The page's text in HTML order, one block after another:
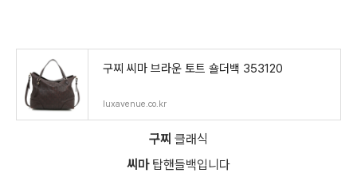
구찌 씨마 브라운 토트 숄더백 353120
luxavenue.co.kr
구찌 클래식
씨마 탑핸들백입니다